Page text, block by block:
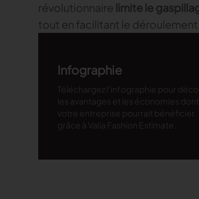
révolutionnaire limite le
tout en facilitant le
Infographie
Téléchargez l’infographie pour
les avantages et les économies dont
votre entreprise pourrait bénéficier
grâce à Valia Fashion Estimate.